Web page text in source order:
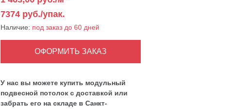
7374 руб./упак.
Наличие: под заказ до 60 дней
У нас вы можете купить модульный
подвесной потолок с доставкой или
забрать его на складе в Санкт-